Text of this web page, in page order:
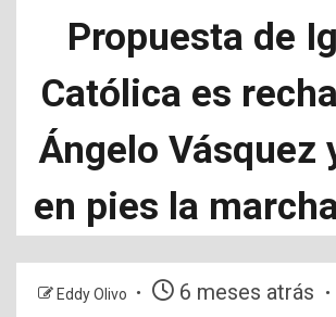
Propuesta de
Católica es
Ángelo Vásquez
en pies la
Eddy Olivo 6 meses atrás